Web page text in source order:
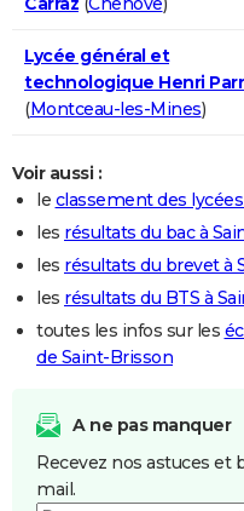
Lycée général et
technologique Henri
(Montceau-les-Mines)
Voir aussi :
le classement des
les résultats du bac à
les résultats du brevet à
les résultats du BTS à
toutes les infos sur les
de Saint-Brisson
A ne pas manquer
Recevez nos astuces et
mail.